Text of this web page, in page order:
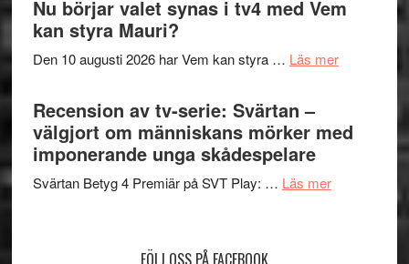
och
Shadow
Edge
och
en
Nu börjar valet synas i tv4 med Vem
kan styra Mauri?
Den 10 augusti 2026 har Vem kan styra … Läs merom
valet
synas
Recension av tv-serie: Svärtan –
välgjort om människans mörker med
imponerande unga skådespelare
Svärtan Betyg 4 Premiär på SVT Play: … Läs merom
FÖLJ OSS PÅ FACEBOOK